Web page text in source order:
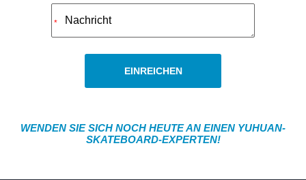
*
EINREICHEN
WENDEN SIE SICH NOCH HEUTE AN EINEN YUHUAN-
SKATEBOARD-EXPERTEN!